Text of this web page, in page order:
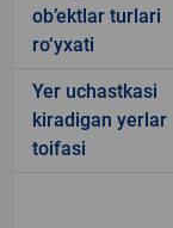
ob’ektlar turlari
ro‘yxati
Yer uchastkasi
kiradigan yerlar
toifasi